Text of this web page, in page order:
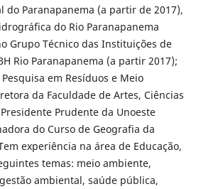
do Paranapanema (a partir de 2017),
do Rio Paranapanema
Grupo Técnico das Instituições de
Rio Paranapanema (a partir 2017);
em Resíduos e Meio
da Faculdade de Artes, Ciências
Prudente da Unoeste
do Curso de Geografia da
experiência na área de Educação,
temas: meio ambiente,
ambiental, saúde pública,